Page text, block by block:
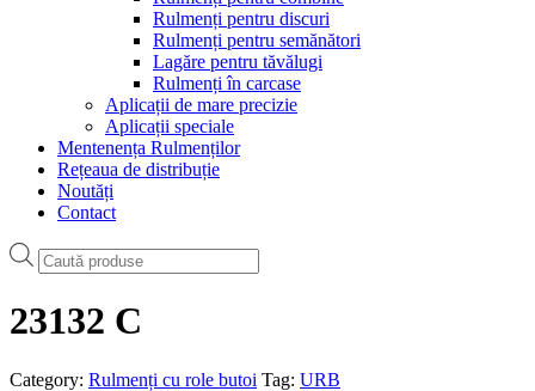
Rulmenți pentru discuri
Rulmenți pentru semănători
Lagăre pentru tăvălugi
Rulmenți în carcase
Aplicații de mare precizie
Aplicații speciale
Mentenența Rulmenților
Rețeaua de distribuție
Noutăți
Contact
Products
search
23132 C
Category: Rulmenți cu role butoi Tag: URB